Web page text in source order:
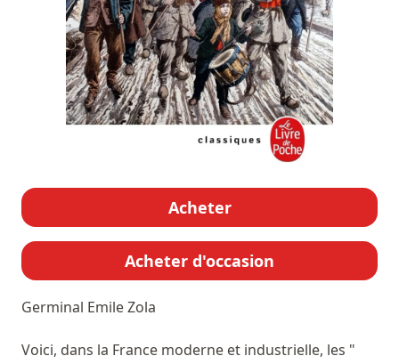
Acheter
Acheter d'occasion
Germinal Emile Zola
Voici, dans la France moderne et industrielle, les "